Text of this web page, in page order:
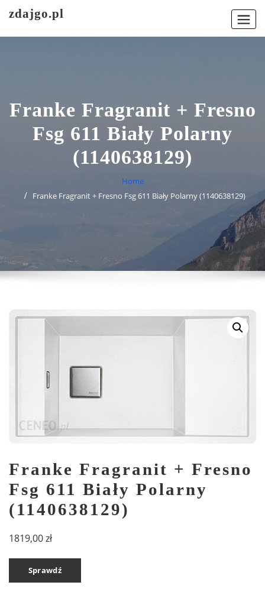
zdajgo.pl
Franke Fragranit + Fresno
Fsg 611 Biały Polarny
(1140638129)
Home
Franke Fragranit + Fresno Fsg 611 Biały Polarny (1140638129)
Franke Fragranit + Fresno
Fsg 611 Biały Polarny
(1140638129)
1819,00zł
Sprawdź